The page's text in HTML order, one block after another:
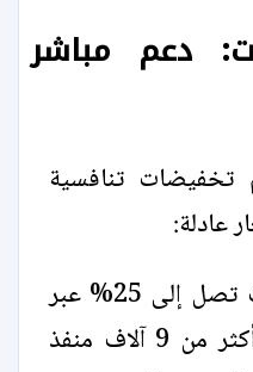
دعم مباشر
تخفيضات تنافسية
عادلة:
وزارة التموين: تخفيضات تصل إلى 25% عبر
معارض "أهلًا بالعيد" وأكثر من 9 آلاف منفذ